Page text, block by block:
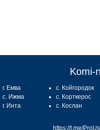
Komi-
г. Емва
с. Ижма
г. Инта
с. Койгородок
с. Корткерос
с. Кослан
https://t.me/